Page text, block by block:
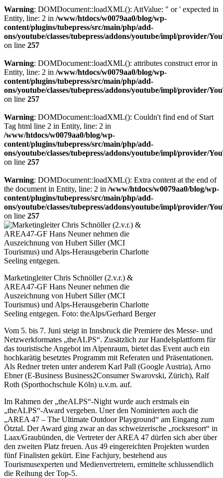
Warning: DOMDocument::loadXML(): AttValue: " or ' expected in
Entity, line: 2 in /www/htdocs/w0079aa0/blog/wp-
content/plugins/tubepress/src/main/php/add-
ons/youtube/classes/tubepress/addons/youtube/impl/provider/
on line 257
Warning: DOMDocument::loadXML(): attributes construct error in
Entity, line: 2 in /www/htdocs/w0079aa0/blog/wp-
content/plugins/tubepress/src/main/php/add-
ons/youtube/classes/tubepress/addons/youtube/impl/provider/
on line 257
Warning: DOMDocument::loadXML(): Couldn't find end of Start
Tag html line 2 in Entity, line: 2 in
/www/htdocs/w0079aa0/blog/wp-
content/plugins/tubepress/src/main/php/add-
ons/youtube/classes/tubepress/addons/youtube/impl/provider/
on line 257
Warning: DOMDocument::loadXML(): Extra content at the end of
the document in Entity, line: 2 in /www/htdocs/w0079aa0/blog/wp-
content/plugins/tubepress/src/main/php/add-
ons/youtube/classes/tubepress/addons/youtube/impl/provider/
on line 257
Marketingleiter Chris Schnöller (2.v.r.) &
AREA47-GF Hans Neuner nehmen die
Auszeichnung von Hubert Siller (MCI
Tourismus) und Alps-Herausgeberin Charlotte
Seeling entgegen. Foto: theAlps/Gerhard Berger
Vom 5. bis 7. Juni steigt in Innsbruck die Premiere des Messe- und
Netzwerkformates „theALPS“. Zusätzlich zur Handelsplattform für
das touristische Angebot im Alpenraum, bietet das Event auch ein
hochkarätig besetztes Programm mit Referaten und Präsentationen.
Als Redner treten unter anderem Karl Pall (Google Austria), Arno
Ebner (E-Business Business2Consumer Swarovski, Zürich), Ralf
Roth (Sporthochschule Köln) u.v.m. auf.
Im Rahmen der „theALPS“-Night wurde auch erstmals ein
„theALPS“-Award vergeben. Uner den Nominierten auch die
„AREA 47 – The Ultimate Outdoor Playground“ am Eingang zum
Ötztal. Der Award ging zwar an das schweizerische „rocksresort“ in
Laax/Graubünden, die Vertreter der AREA 47 dürfen sich aber über
den zweiten Platz freuen. Aus 49 eingereichten Projekten wurden
fünf Finalisten gekürt. Eine Fachjury, bestehend aus
Tourismusexperten und Medienvertretern, ermittelte schlussendlich
die Reihung der Top-5.